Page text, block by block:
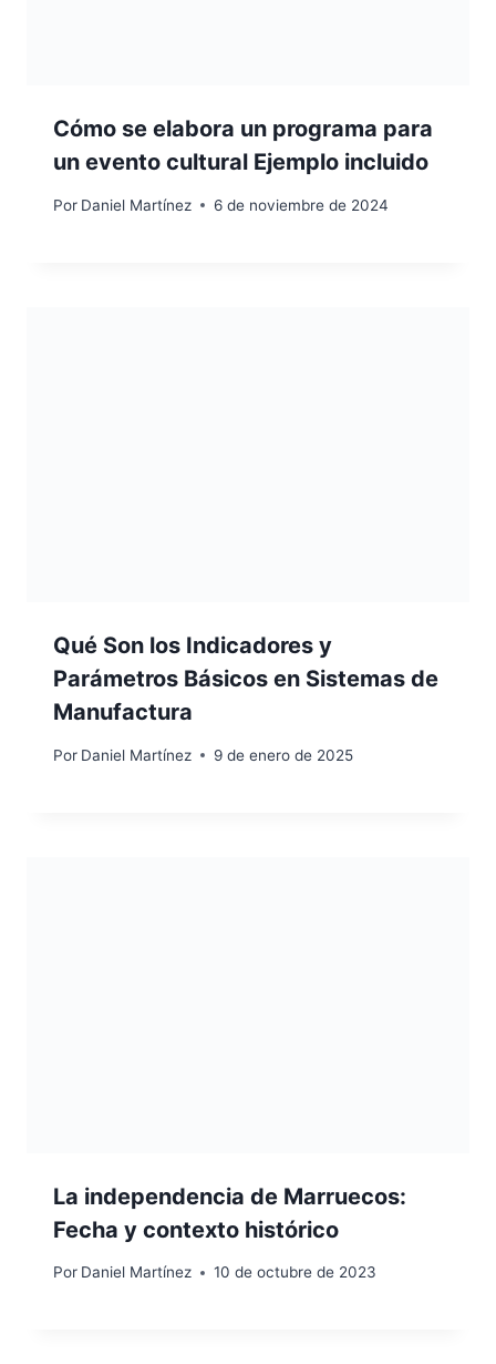
Cómo se elabora un programa para
un evento cultural Ejemplo incluido
Por Daniel Martínez 6 de noviembre de 2024
Qué Son los Indicadores y
Parámetros Básicos en Sistemas de
Manufactura
Por Daniel Martínez 9 de enero de 2025
La independencia de Marruecos:
Fecha y contexto histórico
Por Daniel Martínez 10 de octubre de 2023